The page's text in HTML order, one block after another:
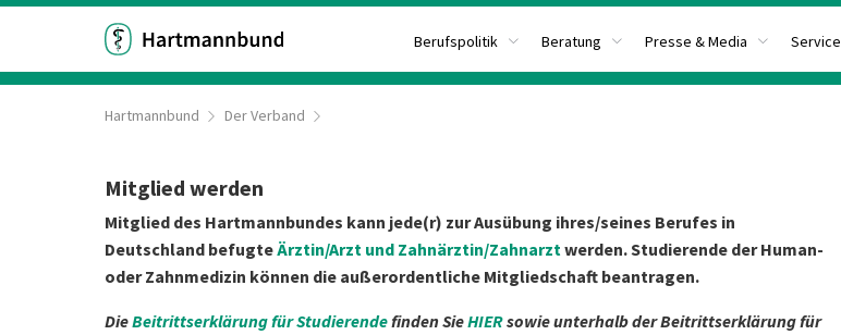
Berufspolitik Beratung Presse & Media Service
Hartmannbund Der Verband
Mitglied werden
Mitglied des Hartmannbundes kann jede(r) zur Ausübung ihres/seines Berufes in
Deutschland befugteÄrztin/Arzt und Zahnärztin/Zahnarztwerden. Studierende der Human-
oder Zahnmedizin können die außerordentliche Mitgliedschaft beantragen.
DieBeitrittserklärung für Studierendefinden SieHIERsowie unterhalb der Beitrittserklärung für